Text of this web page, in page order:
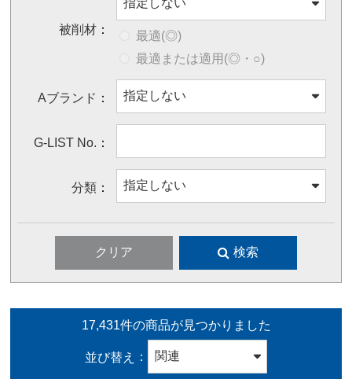
被削材
最適(◎)
最適または適用(◎・○)
Aブランド
G-LIST No.
分類
クリア 検索
17,431件の商品が見つかりました
並び替え